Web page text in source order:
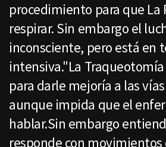
procedimiento para que La
respirar. Sin embargo el
inconsciente, pero está en
intensiva."La
para darle mejoría a las
aunque impida que el
hablar.Sin embargo
responde con movimientos